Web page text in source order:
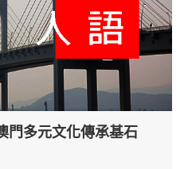
門多元文化傳承基石